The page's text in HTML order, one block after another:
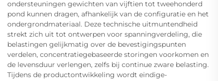
ondersteuningen gewichten van vijftien tot tweehonderd
pond kunnen dragen, afhankelijk van de configuratie en het
ondergrondmateriaal. Deze technische uitmuntendheid
strekt zich uit tot ontwerpen voor spanningverdeling, die
belastingen gelijkmatig over de bevestigingspunten
verdelen, concentratiegebaseerde storingen voorkomen en
de levensduur verlengen, zelfs bij continue zware belasting.
Tijdens de productontwikkeling wordt eindige-